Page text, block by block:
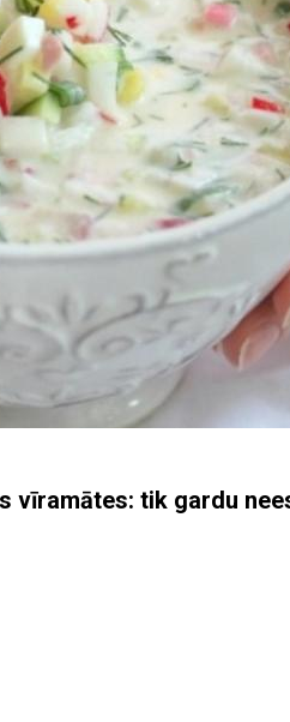
vīramātes: tik gardu